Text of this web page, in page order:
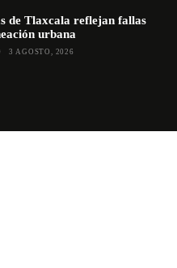
de Tlaxcala reflejan fallas
urbana
3 AGOSTO, 2026